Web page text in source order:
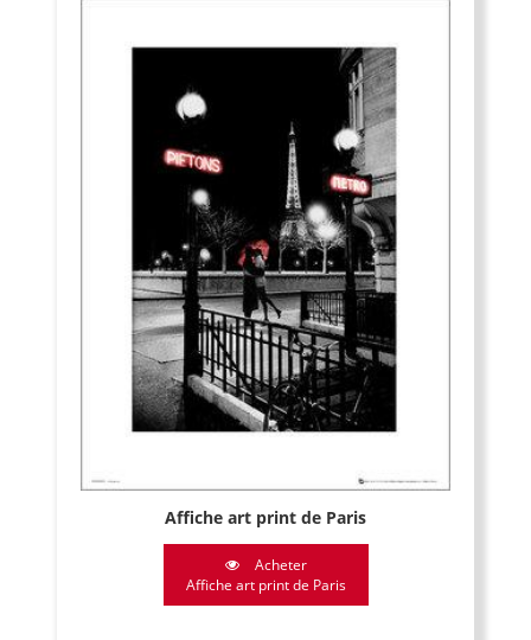
Affiche art print de Paris
Acheter
Affiche art print de Paris